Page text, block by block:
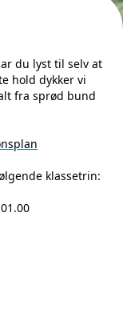
du lyst til selv at
hold dykker vi
fra sprød bund
klassetrin: